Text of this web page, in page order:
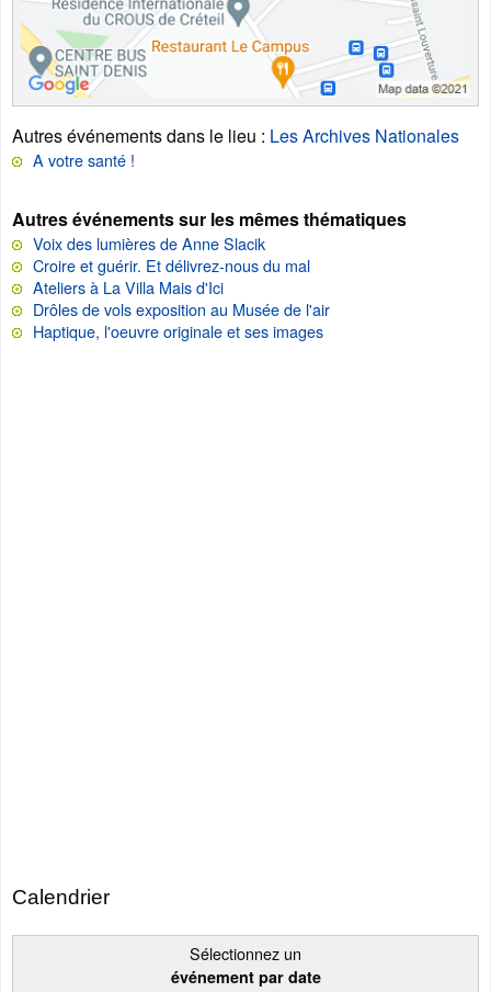
Autres événements dans le lieu : Les Archives Nationales
A votre santé !
Autres événements sur les mêmes thématiques
Voix des lumières de Anne Slacik
Croire et guérir. Et délivrez-nous du mal
Ateliers à La Villa Mais d'Ici
Drôles de vols exposition au Musée de l'air
Haptique, l'oeuvre originale et ses images
Calendrier
Sélectionnez un
événement par date